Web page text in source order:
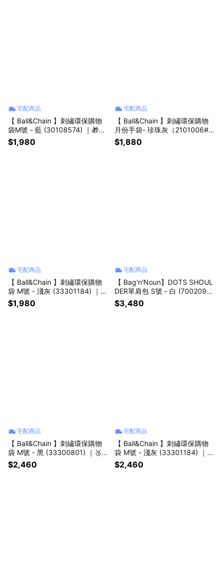
宅配商品
【 Ball&Chain 】刺繡環保購物
袋M號 - 藍 (30108574) ｜🎁生
日送禮推薦
$1,980
宅配商品
【 Ball&Chain 】刺繡環保購物
月份手袋- 珍珠灰（2101006#2
7) ｜ 獨家🎁生日送禮推薦
$1,880
宅配商品
【 Ball&Chain 】刺繡環保購物
袋 M號 - 淺灰 (33301184) ｜🎁
生日送禮推薦
$1,980
宅配商品
【 Bag'n'Noun】DOTS SHOUL
DER單肩包 S號 - 白 (70020962
WHITE) ｜ 🎁生日送禮推薦
$3,480
宅配商品
【 Ball&Chain 】刺繡環保購物
袋 M號 - 黑 (33300801) ｜🥉
【把愛封進莓一天】🎁生日送禮
推薦
$2,460
宅配商品
【 Ball&Chain 】刺繡環保購物
袋 M號 - 淺灰 (33301184) ｜七
夕「禮」所當然🎁生日送禮推薦
$2,460